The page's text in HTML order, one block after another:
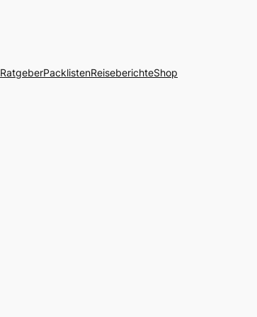
RatgeberPacklistenReiseberichteShop